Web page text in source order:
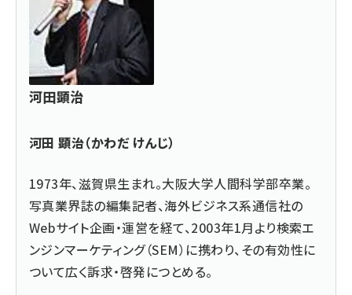
河田顕治
河田 顕治（かわだ けんじ）
1973年、滋賀県生まれ。大阪大学人間科学部卒業。
写真業界誌の編集記者、海外ビジネス系通信社の
Webサイト企画・運営を経て、2003年1月より検索エ
ンジンマーケティング（SEM）に携わり、その有効性に
ついて広く訴求・啓発につとめる。